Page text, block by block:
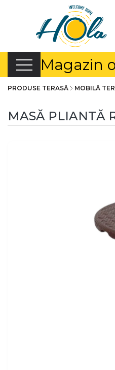
Magazin
PRODUSE TERASĂ MOBILĂ
MASĂ PLIANTĂ